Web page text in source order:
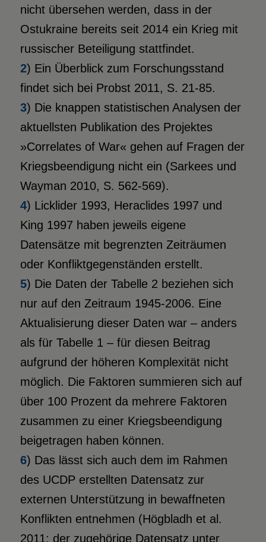
nicht übersehen werden, dass in der
Ostukraine bereits seit 2014 ein Krieg mit
russischer Beteiligung stattfindet.
2) Ein Überblick zum Forschungsstand
findet sich bei Probst 2011, S. 21-85.
3) Die knappen statistischen Analysen der
aktuellsten Publikation des Projektes
»Correlates of War« gehen auf Fragen der
Kriegsbeendigung nicht ein (Sarkees und
Wayman 2010, S. 562-569).
4) Licklider 1993, Heraclides 1997 und
King 1997 haben jeweils eigene
Datensätze mit begrenzten Zeiträumen
oder Konfliktgegenständen erstellt.
5) Die Daten der Tabelle 2 beziehen sich
nur auf den Zeitraum 1945-2006. Eine
Aktualisierung dieser Daten war – anders
als für Tabelle 1 – für diesen Beitrag
aufgrund der höheren Komplexität nicht
möglich. Die Faktoren summieren sich auf
über 100 Prozent da mehrere Faktoren
zusammen zu einer Kriegsbeendigung
beigetragen haben können.
6) Das lässt sich auch dem im Rahmen
des UCDP erstellten Datensatz zur
externen Unterstützung in bewaffneten
Konflikten entnehmen (Högbladh et al.
2011; der zugehörige Datensatz unter